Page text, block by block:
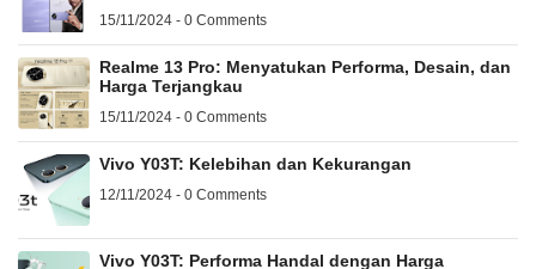
15/11/2024 - 0 Comments
Realme 13 Pro: Menyatukan Performa, Desain, dan
Harga Terjangkau
15/11/2024 - 0 Comments
Vivo Y03T: Kelebihan dan Kekurangan
12/11/2024 - 0 Comments
Vivo Y03T: Performa Handal dengan Harga